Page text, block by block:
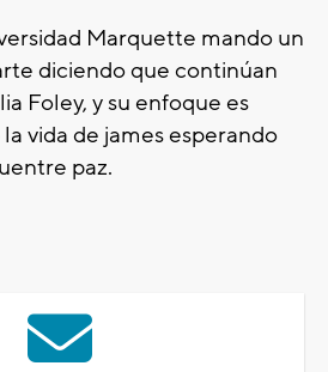
Marquette mando un
diciendo que continúan
Foley, y su enfoque es
vida de james esperando
paz.